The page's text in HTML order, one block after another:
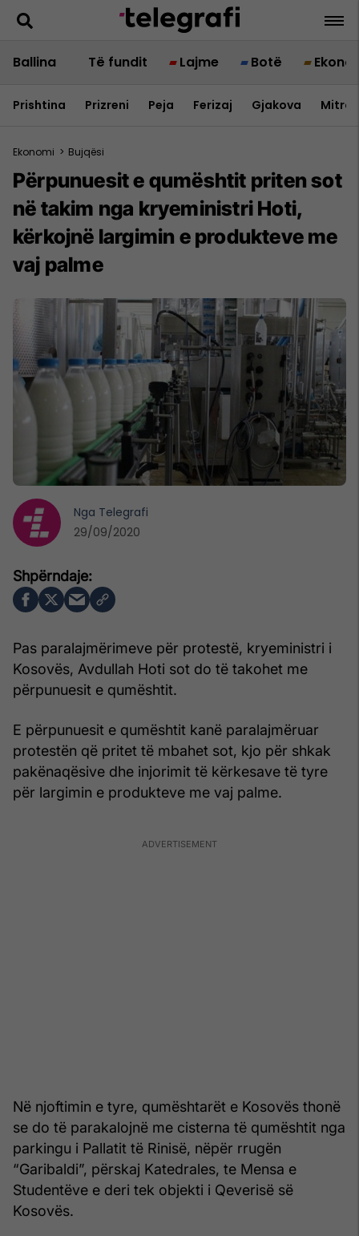
Ballina Të fundit Lajme Botë
Prishtina Prizreni Peja Ferizaj Gjakova
Ekonomi > Bujqësi
Përpunuesit e qumështit priten sot
në takim nga kryeministri Hoti,
kërkojnë largimin e produkteve me
vaj palme
Pas paralajmërimeve për protestë, kryeministri i
Kosovës, Avdullah Hoti sot do të takohet me
përpunuesit e qumështit.
E përpunuesit e qumështit kanë paralajmëruar
protestën që pritet të mbahet sot, kjo për shkak
pakënaqësive dhe injorimit të kërkesave të tyre
për largimin e produkteve me vaj palme.
Në njoftimin e tyre, qumështarët e Kosovës thonë
se do të parakalojnë me cisterna të qumështit nga
parkingu i Pallatit të Rinisë, nëpër rrugën
“Garibaldi”, përskaj Katedrales, te Mensa e
Studentëve e deri tek objekti i Qeverisë së
Kosovës.
Nga Telegrafi
29/09/2020